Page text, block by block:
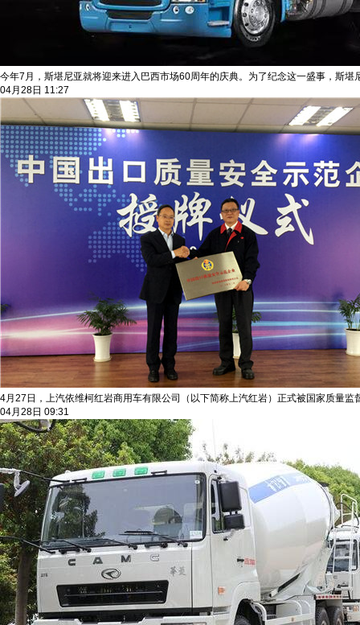
今年7月，斯堪尼亚就将迎来进入巴西市场60周年的庆典。为了纪念这一盛事，斯
04月28日 11:27
4月27日，上汽依维柯红岩商用车有限公司（以下简称上汽红岩）正式被国家质量
04月28日 09:31